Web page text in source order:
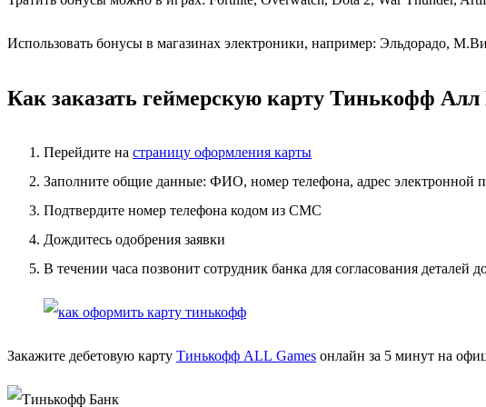
Использовать бонусы в магазинах электроники, например: Эльдорадо,
Как заказать геймерскую карту Тинькофф Алл
Перейдите на страницу оформления карты
Заполните общие данные: ФИО, номер телефона, адрес электронной
Подтвердите номер телефона кодом из СМС
Дождитесь одобрения заявки
В течении часа позвонит сотрудник банка для согласования деталей
Закажите дебетовую карту Тинькофф ALL Games онлайн за 5 минут на